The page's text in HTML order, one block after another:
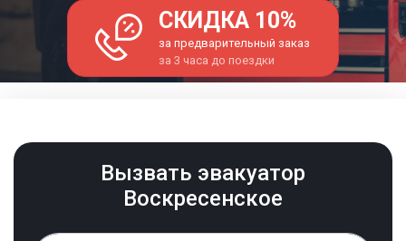
СКИДКА 10%
за предварительный заказ
за 3 часа до поездки
Вызвать эвакуатор
Воскресенское